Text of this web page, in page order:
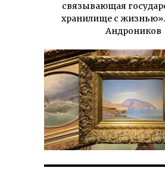
связывающая
хранилище с
Андроников